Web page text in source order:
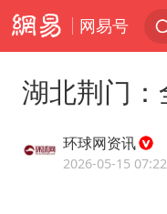
网易号
湖北荆门
环球网资讯
2026-05-15 07:22